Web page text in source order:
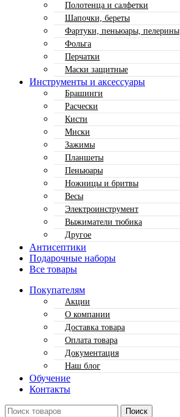
Полотенца и салфетки
Шапочки, береты
Фартуки, пеньюары, пелерины
Фольга
Перчатки
Маски защитные
Инструменты и аксессуары
Брашинги
Расчески
Кисти
Миски
Зажимы
Планшеты
Пеньюары
Ножницы и бритвы
Весы
Электроинструмент
Выжиматели тюбика
Другое
Антисептики
Подарочные наборы
Все товары
Покупателям
Акции
О компании
Доставка товара
Оплата товара
Документация
Наш блог
Обучение
Контакты
Поиск